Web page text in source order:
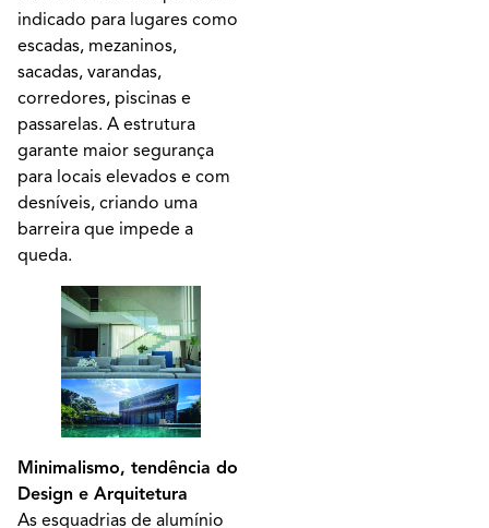
indicado para lugares como
escadas, mezaninos,
sacadas, varandas,
corredores, piscinas e
passarelas. A estrutura
garante maior segurança
para locais elevados e com
desníveis, criando uma
barreira que impede a
queda.
Minimalismo, tendência do
Design e Arquitetura
As esquadrias de alumínio